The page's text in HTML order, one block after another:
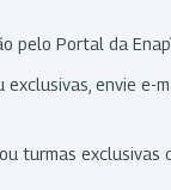
pelo Portal da
exclusivas, envie e-
turmas exclusivas